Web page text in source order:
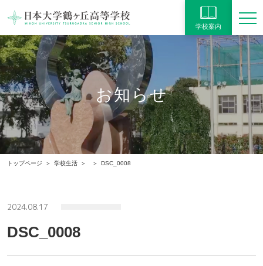
学校案内
お知らせ
トップページ 学校生活 DSC_0008
2024.08.17
DSC_0008